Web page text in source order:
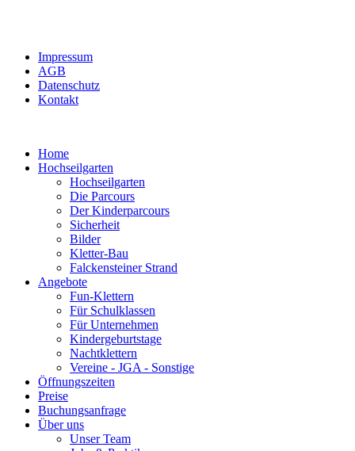
Impressum
AGB
Datenschutz
Kontakt
Home
Hochseilgarten
Hochseilgarten
Die Parcours
Der Kinderparcours
Sicherheit
Bilder
Kletter-Bau
Falckensteiner Strand
Angebote
Fun-Klettern
Für Schulklassen
Für Unternehmen
Kindergeburtstage
Nachtklettern
Vereine - JGA - Sonstige
Öffnungszeiten
Preise
Buchungsanfrage
Über uns
Unser Team